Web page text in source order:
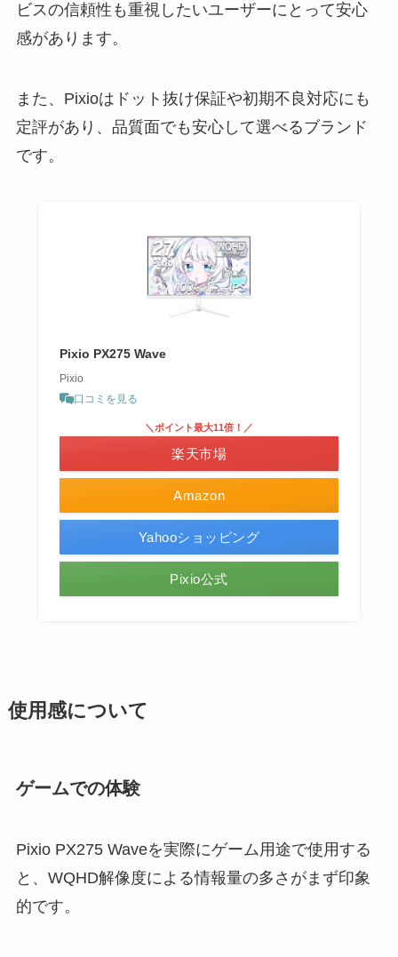
ビスの信頼性も重視したいユーザーにとって安心
感があります。
また、Pixioはドット抜け保証や初期不良対応にも
定評があり、品質面でも安心して選べるブランド
です。
Pixio PX275 Wave
Pixio
口コミを見る
Amazon
＼ポイント最大11倍！／
楽天市場
Yahooショッピング
Pixio公式
使用感について
ゲームでの体験
Pixio PX275 Waveを実際にゲーム用途で使用する
と、WQHD解像度による情報量の多さがまず印象
的です。